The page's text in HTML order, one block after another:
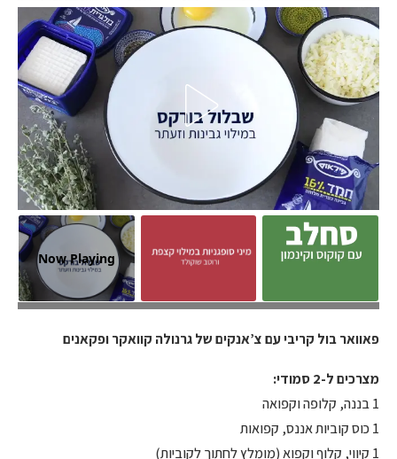
מושלם לימים החמים. צילום: טל סיון צפורין
Now Playing
פאוואר בול קריבי עם צ’אנקים של גרנולה קוואקר ופקאנים
מצרכים ל-2 סמודי:
1 בננה, קלופה וקפואה
1 כוס קוביות אננס, קפואות
1 קיווי, קלוף וקפוא (מומלץ לחתוך לקוביות)